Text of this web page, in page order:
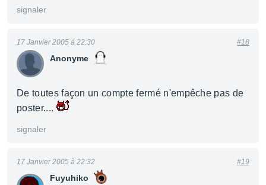
signaler
Anonyme
17 Janvier 2005 à 22:30 #18
De toutes façon un compte fermé n'empêche pas de
poster....
signaler
Fuyuhiko
17 Janvier 2005 à 22:32 #19